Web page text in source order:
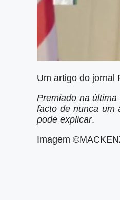
Um artigo do jornal
Premiado na
facto de nunca um
pode explicar.
Imagem